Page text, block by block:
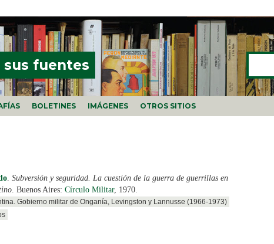
sus fuentes
Buscar
BOLETINES IMÁGENES OTROS SITIOS
. Subversión y seguridad. La cuestión de la guerra de guerrillas en
. Buenos Aires: Círculo Militar, 1970.
Gobierno militar de Onganía, Levingston y Lannusse (1966-1973)